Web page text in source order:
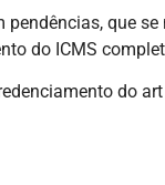
que
do ICMS
do